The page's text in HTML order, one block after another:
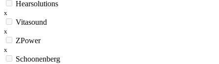
Hearsolutions
x
Vitasound
x
ZPower
x
Schoonenberg